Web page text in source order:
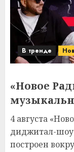
В тренде
«Новое
4 августа
диджитал-шоу
построен